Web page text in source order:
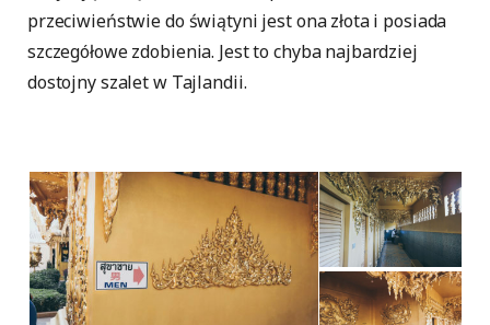
przeciwieństwie do świątyni jest ona złota i posiada
szczegółowe zdobienia. Jest to chyba najbardziej
dostojny szalet w Tajlandii.